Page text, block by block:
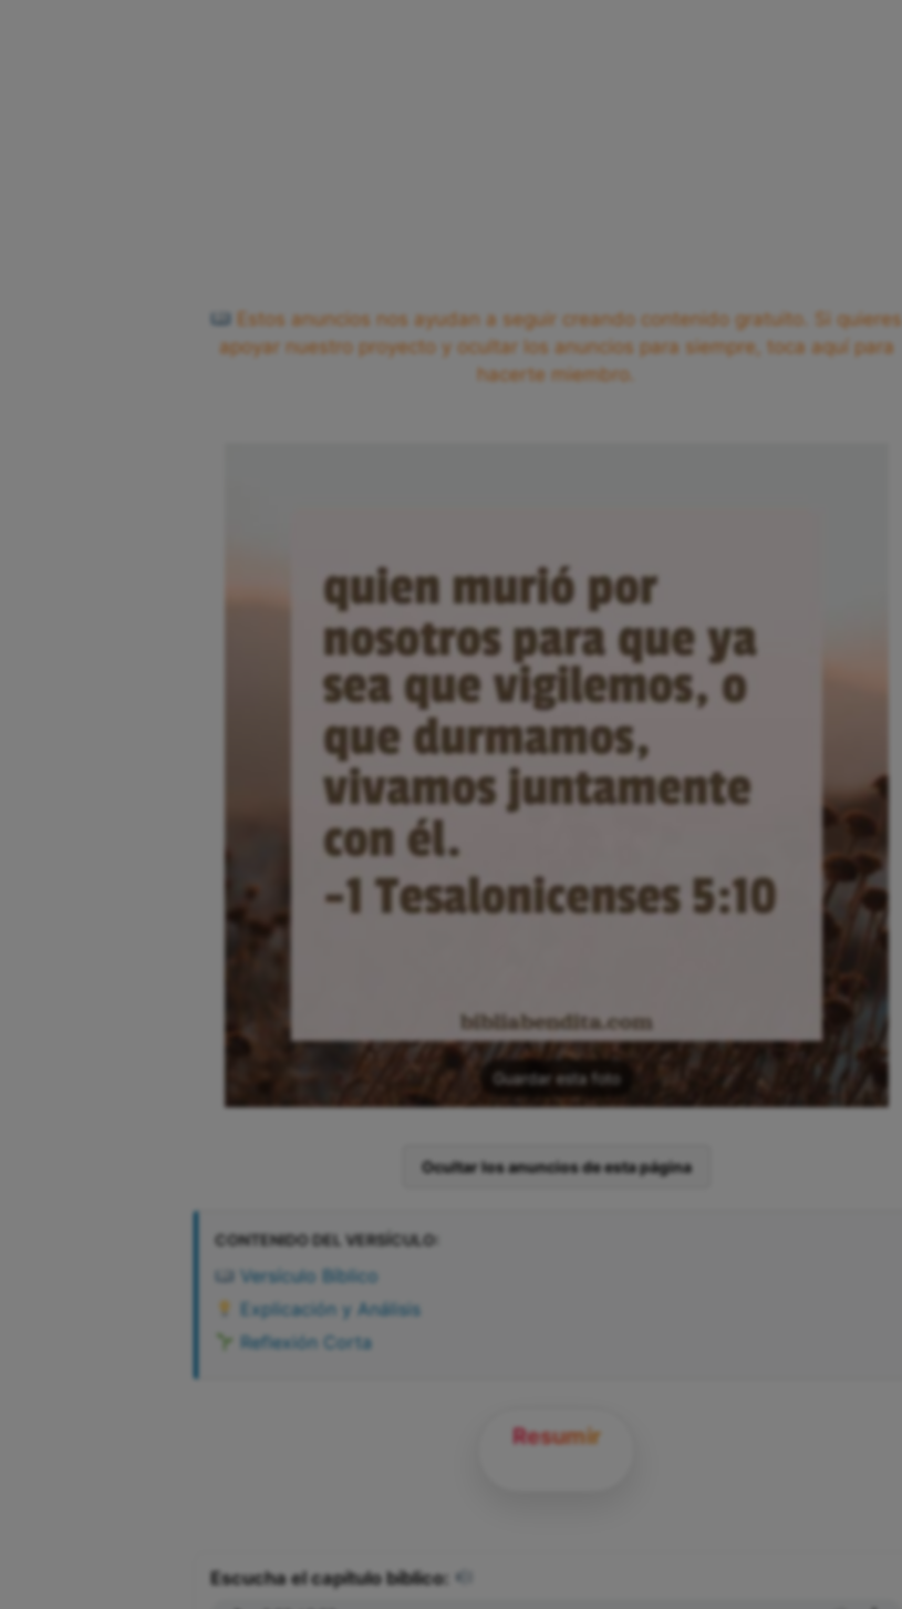
Estos anuncios nos ayudan a seguir creando contenido gratuito. Si quieres
apoyar nuestro proyecto y ocultar los anuncios para siempre, toca aquí para
hacerte miembro.
Guardar esta foto
Ocultar los anuncios de esta página
CONTENIDO DEL VERSÍCULO:
Versículo Bíblico
Explicación y Análisis
Reflexión Corta
Resumir
Escucha el capítulo bíblico: